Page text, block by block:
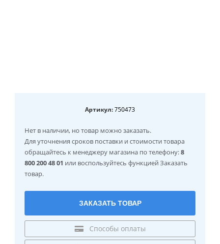
Артикул:750473
Нет в наличии, но товар можно заказать.
Для уточнения сроков поставки и стоимости товара
обращайтесь к менеджеру магазина по телефону:8
800 200 48 01 или воспользуйтесь функцией Заказать
товар.
ЗАКАЗАТЬ ТОВАР
Способы оплаты